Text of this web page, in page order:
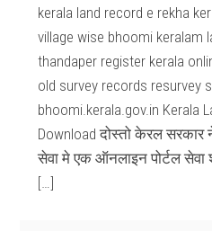
kerala land record e rekha
village wise bhoomi keralam
thandaper register kerala
old survey records resurvey
bhoomi.kerala.gov.in Kerala
Download दोस्तो केरल सरकार
सेवा मे एक ऑनलाइन पोर्टल
[…]